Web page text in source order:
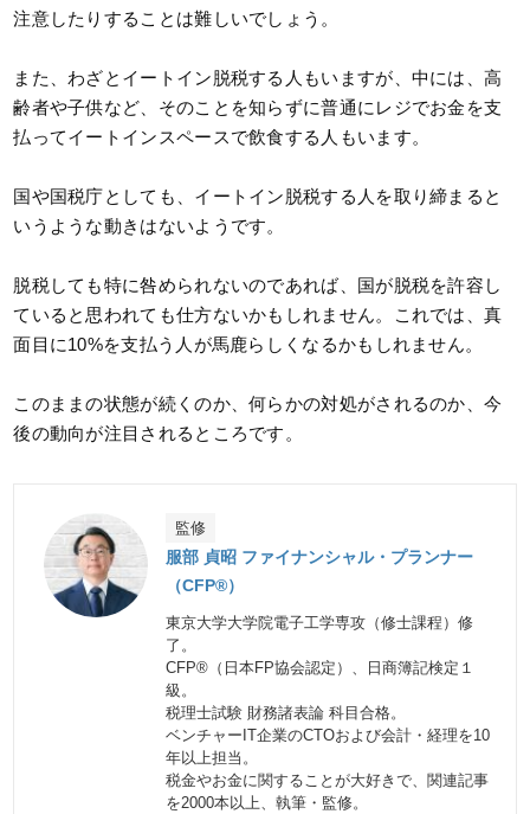
注意したりすることは難しいでしょう。
また、わざとイートイン脱税する人もいますが、中には、高
齢者や子供など、そのことを知らずに普通にレジでお金を支
払ってイートインスペースで飲食する人もいます。
国や国税庁としても、イートイン脱税する人を取り締まると
いうような動きはないようです。
脱税しても特に咎められないのであれば、国が脱税を許容し
ていると思われても仕方ないかもしれません。これでは、真
面目に10%を支払う人が馬鹿らしくなるかもしれません。
このままの状態が続くのか、何らかの対処がされるのか、今
後の動向が注目されるところです。
監修
服部 貞昭 ファイナンシャル・プランナー
（CFP®）
東京大学大学院電子工学専攻（修士課程）修
了。
CFP®（日本FP協会認定）、日商簿記検定１
級。
税理士試験 財務諸表論 科目合格。
ベンチャーIT企業のCTOおよび会計・経理を10
年以上担当。
税金やお金に関することが大好きで、関連記事
を2000本以上、執筆・監修。